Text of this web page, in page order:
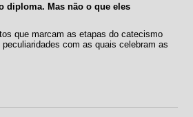
diploma. Mas não o que eles
que marcam as etapas do catecismo
com as quais celebram as